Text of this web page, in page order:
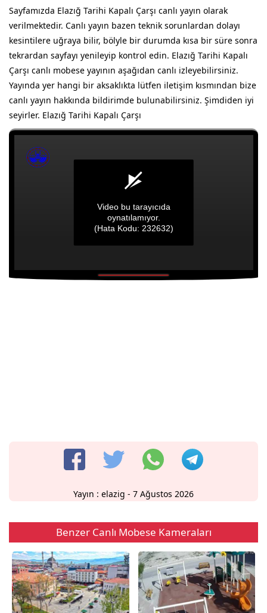
Sayfamızda Elazığ Tarihi Kapalı Çarşı canlı yayın olarak
verilmektedir. Canlı yayın bazen teknik sorunlardan dolayı
kesintilere uğraya bilir, bölyle bir durumda kısa bir süre sonra
tekrardan sayfayı yenileyip kontrol edin. Elazığ Tarihi Kapalı
Çarşı canlı mobese yayının aşağıdan canlı izleyebilirsiniz.
Yayında yer hangi bir aksaklıkta lütfen iletişim kısmından bize
canlı yayın hakkında bildirimde bulunabilirsiniz. Şimdiden iyi
seyirler. Elazığ Tarihi Kapalı Çarşı
Video bu tarayıcıda
oynatılamıyor.
(Hata Kodu: 232632)
Yayın : elazig - 7 Ağustos 2026
Benzer Canlı Mobese Kameraları